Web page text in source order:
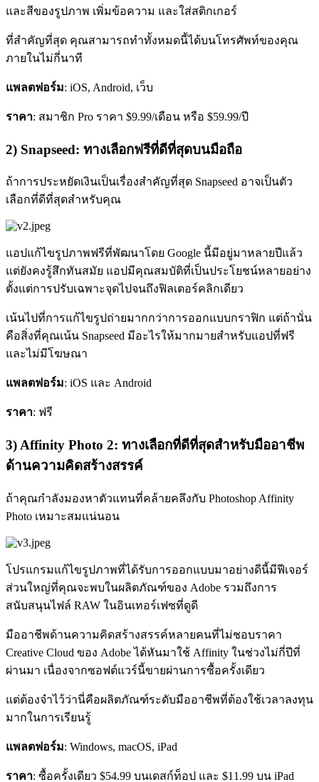
และสีของรูปภาพ เพิ่มข้อความ และใส่สติกเกอร์
ที่สำคัญที่สุด คุณสามารถทำทั้งหมดนี้ได้บนโทรศัพท์ของคุณ
ภายในไม่กี่นาที
แพลตฟอร์ม: iOS, Android, เว็บ
ราคา: สมาชิก Pro ราคา $9.99/เดือน หรือ $59.99/ปี
2) Snapseed: ทางเลือกฟรีที่ดีที่สุดบนมือถือ
ถ้าการประหยัดเงินเป็นเรื่องสำคัญที่สุด Snapseed อาจเป็นตัว
เลือกที่ดีที่สุดสำหรับคุณ
แอปแก้ไขรูปภาพฟรีที่พัฒนาโดย Google นี้มีอยู่มาหลายปีแล้ว
แต่ยังคงรู้สึกทันสมัย แอปมีคุณสมบัติที่เป็นประโยชน์หลายอย่าง
ตั้งแต่การปรับเฉพาะจุดไปจนถึงฟิลเตอร์คลิกเดียว
เน้นไปที่การแก้ไขรูปถ่ายมากกว่าการออกแบบกราฟิก แต่ถ้านั่น
คือสิ่งที่คุณเน้น Snapseed มีอะไรให้มากมายสำหรับแอปที่ฟรี
และไม่มีโฆษณา
แพลตฟอร์ม: iOS และ Android
ราคา: ฟรี
3) Affinity Photo 2: ทางเลือกที่ดีที่สุดสำหรับมืออาชีพ
ด้านความคิดสร้างสรรค์
ถ้าคุณกำลังมองหาตัวแทนที่คล้ายคลึงกับ Photoshop Affinity
Photo เหมาะสมแน่นอน
โปรแกรมแก้ไขรูปภาพที่ได้รับการออกแบบมาอย่างดีนี้มีฟีเจอร์
ส่วนใหญ่ที่คุณจะพบในผลิตภัณฑ์ของ Adobe รวมถึงการ
สนับสนุนไฟล์ RAW ในอินเทอร์เฟซที่ดูดี
มืออาชีพด้านความคิดสร้างสรรค์หลายคนที่ไม่ชอบราคา
Creative Cloud ของ Adobe ได้หันมาใช้ Affinity ในช่วงไม่กี่ปีที่
ผ่านมา เนื่องจากซอฟต์แวร์นี้ขายผ่านการซื้อครั้งเดียว
แต่ต้องจำไว้ว่านี่คือผลิตภัณฑ์ระดับมืออาชีพที่ต้องใช้เวลาลงทุน
มากในการเรียนรู้
แพลตฟอร์ม: Windows, macOS, iPad
ราคา: ซื้อครั้งเดียว $54.99 บนเดสก์ท็อป และ $11.99 บน iPad